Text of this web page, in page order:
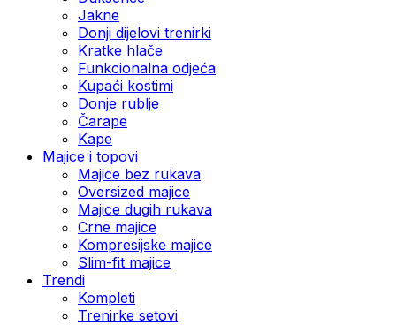
Jakne
Donji dijelovi trenirki
Kratke hlače
Funkcionalna odjeća
Kupaći kostimi
Donje rublje
Čarape
Kape
Majice i topovi
Majice bez rukava
Oversized majice
Majice dugih rukava
Crne majice
Kompresijske majice
Slim-fit majice
Trendi
Kompleti
Trenirke setovi